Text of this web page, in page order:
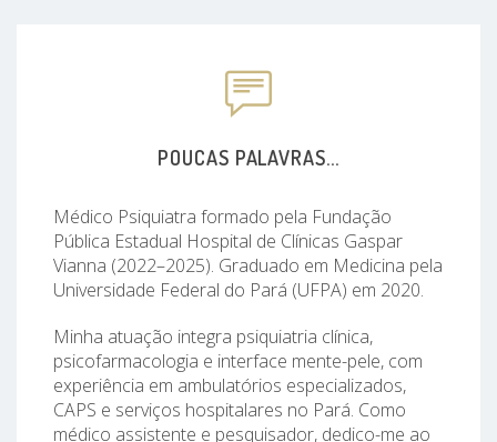
POUCAS PALAVRAS...
Médico Psiquiatra formado pela Fundação
Pública Estadual Hospital de Clínicas Gaspar
Vianna (2022–2025). Graduado em Medicina pela
Universidade Federal do Pará (UFPA) em 2020.
Minha atuação integra psiquiatria clínica,
psicofarmacologia e interface mente-pele, com
experiência em ambulatórios especializados,
CAPS e serviços hospitalares no Pará. Como
médico assistente e pesquisador, dedico-me ao